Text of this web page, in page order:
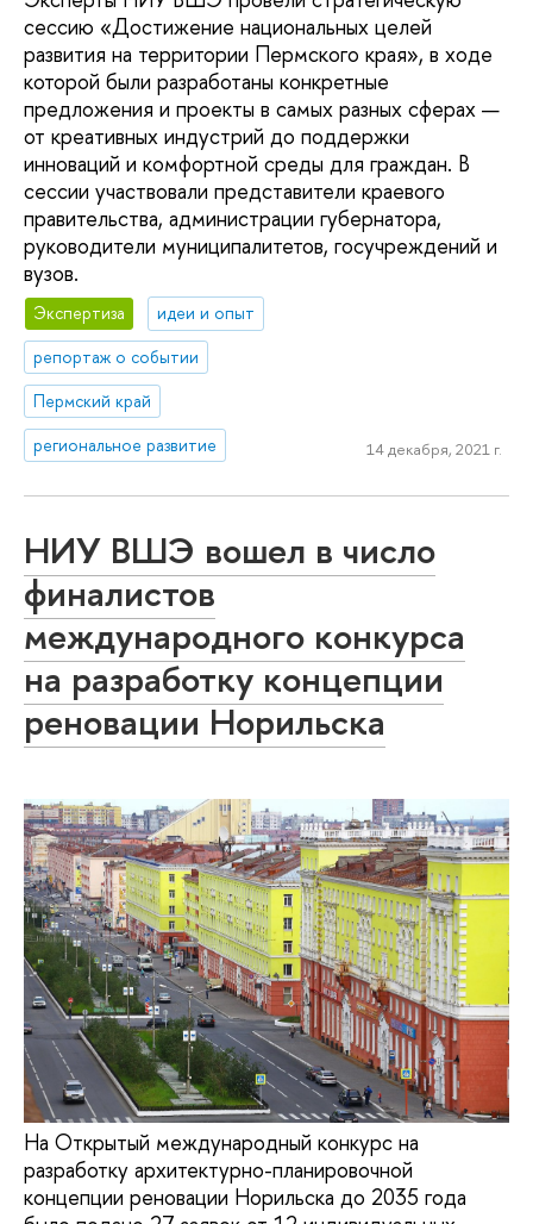
сессию «Достижение национальных целей
развития на территории Пермского края», в ходе
которой были разработаны конкретные
предложения и проекты в самых разных сферах —
от креативных индустрий до поддержки
инноваций и комфортной среды для граждан. В
сессии участвовали представители краевого
правительства, администрации губернатора,
руководители муниципалитетов, госучреждений и
вузов.
Экспертиза
идеи и опыт
репортаж о событии
Пермский край
региональное развитие
14 декабря, 2021 г.
НИУ ВШЭ вошел в число
финалистов
международного конкурса
на разработку концепции
реновации Норильска
На Открытый международный конкурс на
разработку архитектурно-планировочной
концепции реновации Норильска до 2035 года